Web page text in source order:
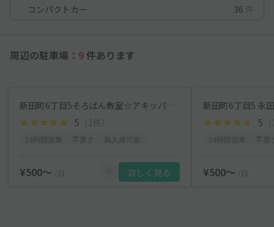
コンパクトカー
36 件
周辺の駐車場： 9 件あります
新田町6丁目5そろばん教室☆アキッパ駐車場
5 （1件）
¥500〜 /日 詳しく見る
新田町6丁目5 永
5
¥500〜 /日